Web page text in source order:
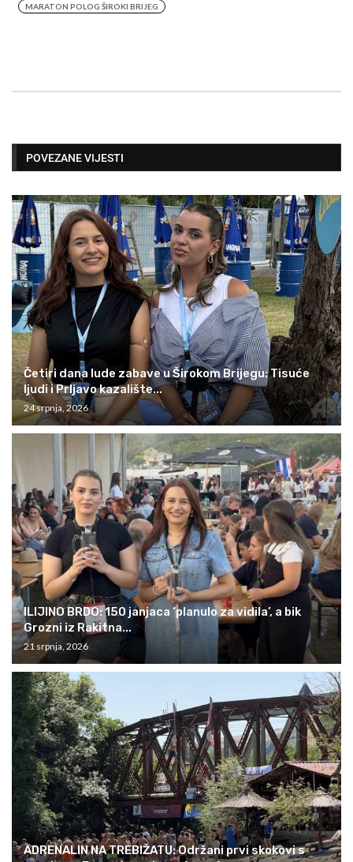
MARATON POLOG ŠIROKI BRIJEG
POVEZANE VIJESTI
Četiri dana lude zabave u Širokom Brijegu: Tisuće
ljudi i Prljavo kazalište...
24 srpnja, 2026
ILIJINO BRDO: 150 janjaca ‘planulo za vidila’, a bik
Grozni iz Rakitna...
21 srpnja, 2026
ADRENALIN NA TREBIŽATU: Održani prvi skokovi s